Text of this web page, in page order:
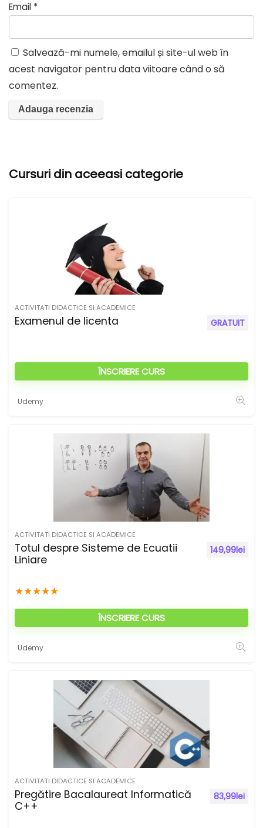
Email *
Salvează-mi numele, emailul și site-ul web în
acest navigator pentru data viitoare când o să
comentez.
e
Cursuri din aceeasi categorie
ACTIVITATI DIDACTICE SI ACADEMICE
Examenul de licenta GRATUIT
ÎNSCRIERE CURS
Udemy
ACTIVITATI DIDACTICE SI ACADEMICE
Totul despre Sisteme de Ecuatii
Liniare
★★★★★
149,99lei
ÎNSCRIERE CURS
Udemy
ACTIVITATI DIDACTICE SI ACADEMICE
Pregătire Bacalaureat Informatică
C++
83,99lei